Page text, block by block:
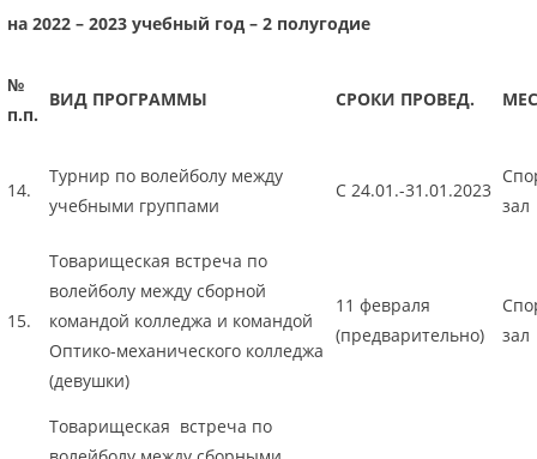
на 2022 – 2023 учебный год – 2 полугодие
№
п.п.
ВИД ПРОГРАММЫ СРОКИ ПРОВЕД.
14.
Турнир по волейболу между
учебными группами
С 24.01.-31.01.2023
зал
15.
Товарищеская встреча по
волейболу между сборной
командой колледжа и командой
Оптико-механического колледжа
(девушки)
11 февраля
(предварительно)
зал
Товарищеская встреча по